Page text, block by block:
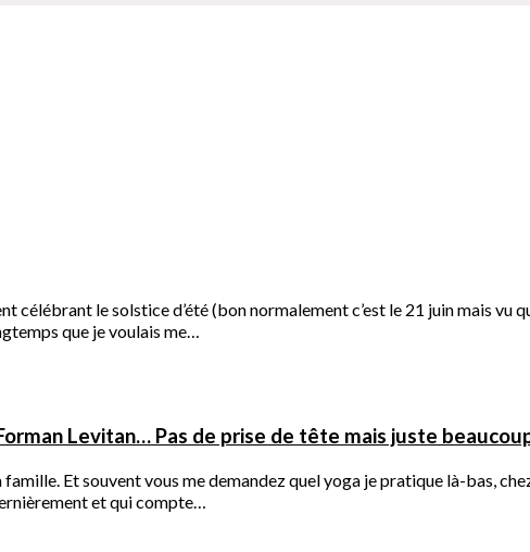
le solstice d’été (bon normalement c’est le 21 juin mais vu
que je voulais me…
Levitan… Pas de prise de tête mais juste
famille. Et souvent vous me demandez quel yoga je pratique là-bas,
et qui compte…